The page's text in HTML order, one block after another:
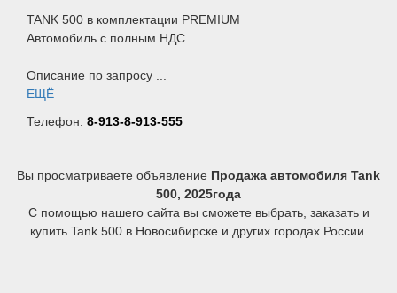
TANK 500 в комплектации PREMIUM
Автомобиль с полным НДС
Описание по запросу ...
ЕЩЁ
Телефон: 8-913-8-913-555
Вы просматриваете объявление Продажа автомобиля Tank
500, 2025года
С помощью нашего сайта вы сможете выбрать, заказать и
купить Tank 500 в Новосибирске и других городах России.